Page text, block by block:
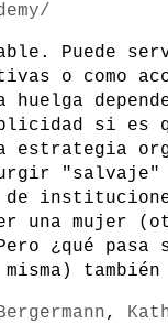
Puede
o como
si es
de
una mujer
¿qué pasa
,